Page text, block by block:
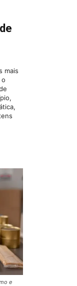
mais
e